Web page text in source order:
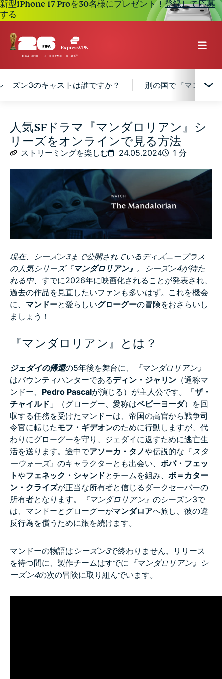
新型iPhone 17 Proを30名様にプレゼント！登録して応募
する
ーズン3のキャストは誰ですか？ 別の国で『マンダロ
『マンダロリアン』とは？
『マンダロリアン』全シーズンを観る方法
『マンダロリアン』シーズン3のキャストは誰です
か？
別の国で『マンダロリアン』を見るためにVPNを使用
できますか？
よくある質問（FAQ）：『マンダロリアン』
人気SFドラマ『マンダロリアン』シ
リーズをオンラインで見る方法
ストリーミングを楽しむ 24.05.2024 1 分
現在、シーズン3まで公開されているディズニープラス
の人気シリーズ『マンダロリアン』 。シーズン4が待た
れる中、 すでに2026年に映画化されることが発表され、
過去の作品を見直したいファンも多いはず。これを機会
に、 マンドーと愛らしいグローグーの冒険をおさらいし
ましょう！
『マンダロリアン』とは？
ジェダイの帰還の5年後を舞台に、
『マンダロリアン』
はバウンティハンターであるディン・ジャリン （通称マ
ンドー、 Pedro Pascalが演じる）が主人公です。「ザ・
チャイルド 」（グローグー、愛称はベビーヨーダ）を回
収する任務を受けたマンドーは、帝国の高官から戦争司
令官に転じたモフ・ギデオンのために行動しますが、代
わりにグローグーを守り、ジェダイに返すために逃亡生
活を送ります。途中でアソーカ・タノや伝説的な『スタ
ーウォーズ』のキャラクターとも出会い、 ボバ・フェッ
トやフェネック・シャンドとチームを組み、 ボ＝カター
ン・クライズが正当な所有者と信じるダークセーバーの
所有者となります。
『マンダロリアン』 のシーズン3で
は、マンドーとグローグーがマンダロアへ旅し、彼の違
反行為を償うために旅を続けます。
マンドーの物語は シーズン3で終わりません。リリース
を待つ間に、製作チームはすでに 『マンダロリアン』シ
ーズン4の次の冒険に取り組んでいます。